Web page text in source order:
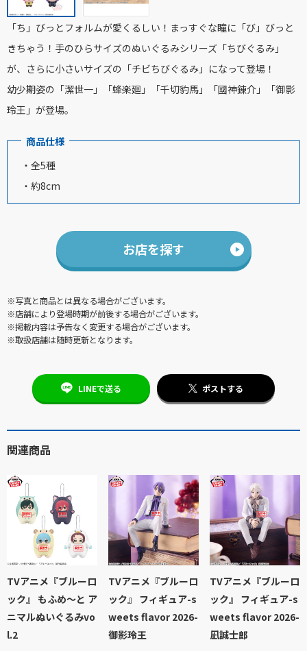
「ち」びっとフォルムが愛くるしい！まっすぐな瞳に「び」びっと
きちゃう！手のひらサイズのぬいぐるみシリーズ「ちびぐるみ」
が、さらに小さいサイズの「チビちびぐるみ」になって登場！
幼少期姿の「潔世一」「蜂楽廻」「千切豹馬」「國神錬介」「御影
玲王」が登場。
商品仕様
・全5種
・約8cm
お店を探す
※写真と商品とは異なる場合がございます。
※店舗により登場時期が前後する場合がございます。
※掲載内容は予告なく変更する場合がございます。
※取扱店舗は随時更新となります。
LINEで送る ポストする
関連商品
TVアニメ『ブルーロ
ック』 もふめ～と ア
ニマルぬいぐるみvo
l.2
TVアニメ『ブルーロ
ック』 フィギュア-s
weets flavor 2026-
御影玲王
TVアニメ『ブルーロ
ック』 フィギュア-s
weets flavor 2026-
凪誠士郎